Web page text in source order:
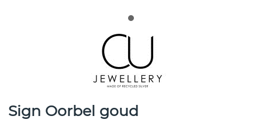
Sign Oorbel goud